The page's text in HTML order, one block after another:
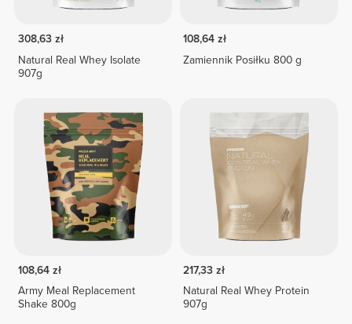
308,63 zł
Natural Real Whey Isolate
907g
108,64 zł
Zamiennik Posiłku 800 g
108,64 zł
Army Meal Replacement
Shake 800g
217,33 zł
Natural Real Whey Protein
907g